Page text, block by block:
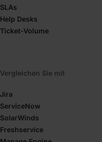
SLAs
Help Desks
Ticket-Volume
Vergleichen Sie mit
Jira
ServiceNow
SolarWinds
Freshservice